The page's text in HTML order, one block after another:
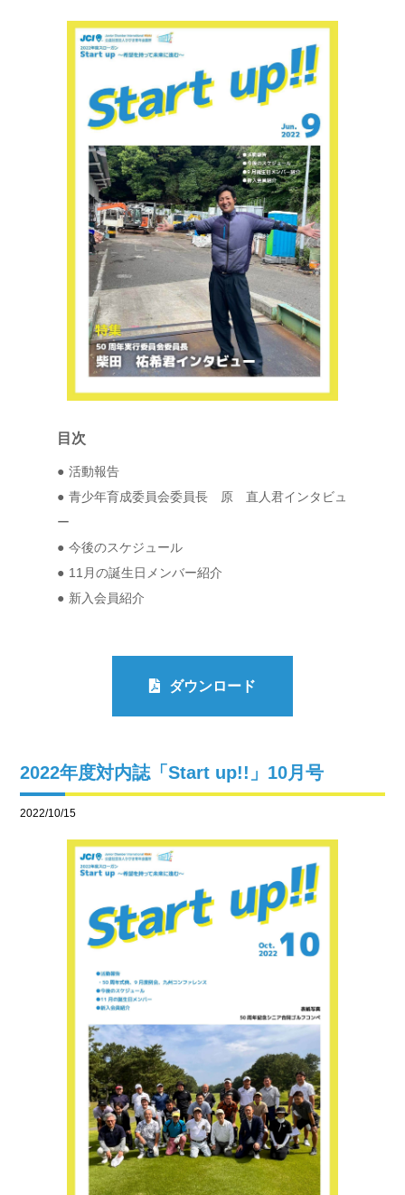
目次
活動報告
青少年育成委員会委員長 原 直人君インタビュ
ー
今後のスケジュール
11月の誕生日メンバー紹介
新入会員紹介
ダウンロード
2022年度対内誌「Start up!!」10月号
2022/10/15